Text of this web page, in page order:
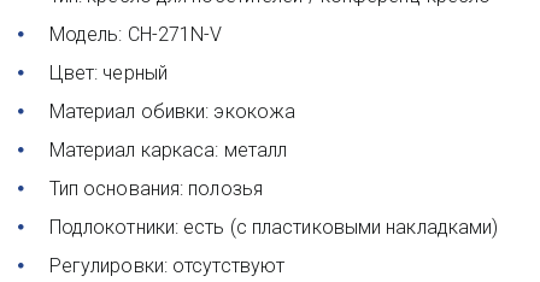
Модель: CH-271N-V
Цвет: черный
Материал обивки: экокожа
Материал каркаса: металл
Тип основания: полозья
Подлокотники: есть (с пластиковыми накладками)
Регулировки: отсутствуют